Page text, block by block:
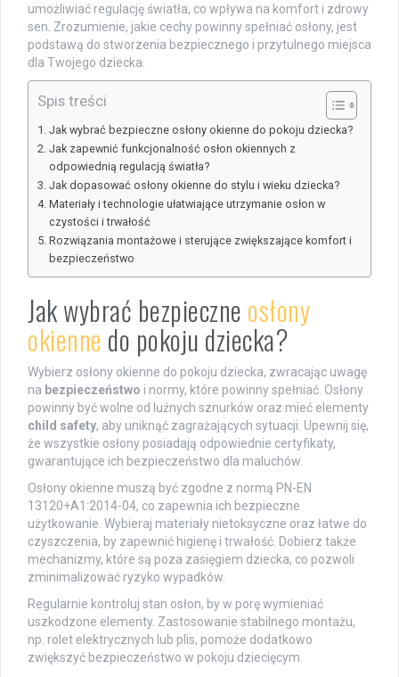
umożliwiać regulację światła, co wpływa na komfort i zdrowy
sen. Zrozumienie, jakie cechy powinny spełniać osłony, jest
podstawą do stworzenia bezpiecznego i przytulnego miejsca
dla Twojego dziecka.
Spis treści
Jak wybrać bezpieczne osłony okienne do pokoju dziecka?
Jak zapewnić funkcjonalność osłon okiennych z
odpowiednią regulacją światła?
Jak dopasować osłony okienne do stylu i wieku dziecka?
Materiały i technologie ułatwiające utrzymanie osłon w
czystości i trwałość
Rozwiązania montażowe i sterujące zwiększające komfort i
bezpieczeństwo
Jak wybrać bezpieczne osłony
okienne do pokoju dziecka?
Wybierz osłony okienne do pokoju dziecka, zwracając uwagę
na bezpieczeństwo i normy, które powinny spełniać. Osłony
powinny być wolne od luźnych sznurków oraz mieć elementy
child safety, aby uniknąć zagrażających sytuacji. Upewnij się,
że wszystkie osłony posiadają odpowiednie certyfikaty,
gwarantujące ich bezpieczeństwo dla maluchów.
Osłony okienne muszą być zgodne z normą PN-EN
13120+A1:2014-04, co zapewnia ich bezpieczne
użytkowanie. Wybieraj materiały nietoksyczne oraz łatwe do
czyszczenia, by zapewnić higienę i trwałość. Dobierz także
mechanizmy, które są poza zasięgiem dziecka, co pozwoli
zminimalizować ryzyko wypadków.
Regularnie kontroluj stan osłon, by w porę wymieniać
uszkodzone elementy. Zastosowanie stabilnego montażu,
np. rolet elektrycznych lub plis, pomoże dodatkowo
zwiększyć bezpieczeństwo w pokoju dziecięcym.